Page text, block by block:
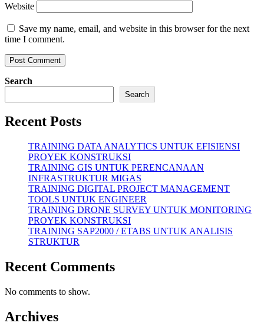
Website
Save my name, email, and website in this browser for the next
time I comment.
Search
Search
Recent Posts
TRAINING DATA ANALYTICS UNTUK EFISIENSI
PROYEK KONSTRUKSI
TRAINING GIS UNTUK PERENCANAAN
INFRASTRUKTUR MIGAS
TRAINING DIGITAL PROJECT MANAGEMENT
TOOLS UNTUK ENGINEER
TRAINING DRONE SURVEY UNTUK MONITORING
PROYEK KONSTRUKSI
TRAINING SAP2000 / ETABS UNTUK ANALISIS
STRUKTUR
Recent Comments
No comments to show.
Archives